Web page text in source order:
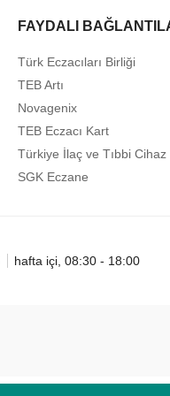
FAYDALI
Türk Eczacıları Birliği
TEB Artı
Novagenix
TEB Eczacı Kart
Türkiye İlaç ve Tıbbi Cihaz
SGK Eczane
hafta içi, 08:30 - 18:00